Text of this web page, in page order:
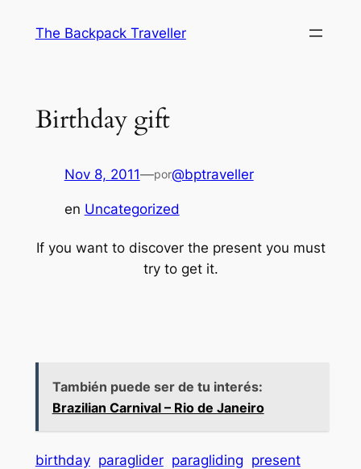
The Backpack Traveller
Birthday gift
Nov 8, 2011—por@bptraveller
en Uncategorized
If you want to discover the present you must
try to get it.
También puede ser de tu interés:
Brazilian Carnival – Rio de Janeiro
birthday paraglider paragliding present